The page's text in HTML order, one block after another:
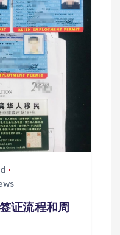
证流程和周